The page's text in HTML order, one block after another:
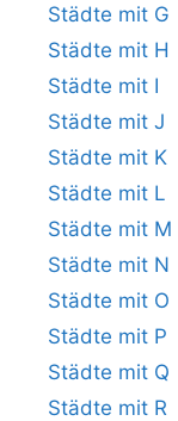
Städte mit G
Städte mit H
Städte mit I
Städte mit J
Städte mit K
Städte mit L
Städte mit M
Städte mit N
Städte mit O
Städte mit P
Städte mit Q
Städte mit R